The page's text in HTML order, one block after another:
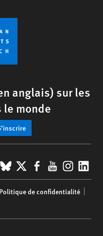
anglais) sur les
monde
BlueSky
X Facebook
YouTube
Politique de confidentialité